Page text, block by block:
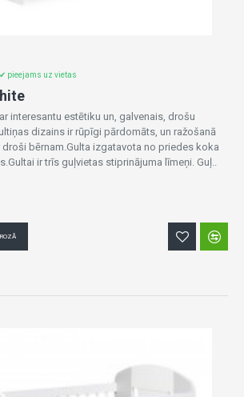
✔ pieejams uz vietas
interesantu estētiku un, galvenais, drošu
dizains ir rūpīgi pārdomāts, un ražošanā
bērnam.Gulta izgatavota no priedes koka
ir trīs guļvietas stiprinājuma līmeņi. Guļ..